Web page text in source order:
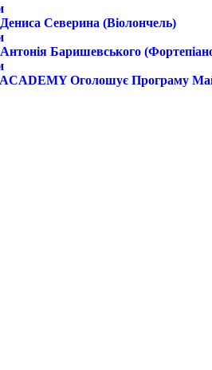
Северина (віолончель)
Баришевського
Оголошує Програму